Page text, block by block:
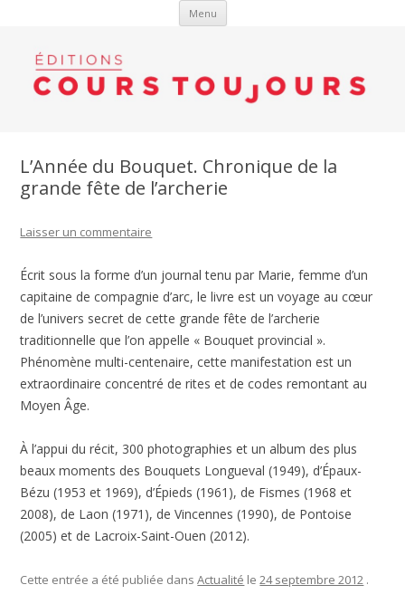
Menu Aller au contenu
L’Année du Bouquet. Chronique de la
grande fête de l’archerie
Laisser un commentaire
Écrit sous la forme d’un journal tenu par Marie, femme d’un
capitaine de compagnie d’arc, le livre est un voyage au cœur
de l’univers secret de cette grande fête de l’archerie
traditionnelle que l’on appelle « Bouquet provincial ».
Phénomène multi-centenaire, cette manifestation est un
extraordinaire concentré de rites et de codes remontant au
Moyen Âge.
À l’appui du récit, 300 photographies et un album des plus
beaux moments des Bouquets Longueval (1949), d’Épaux-
Bézu (1953 et 1969), d’Épieds (1961), de Fismes (1968 et
2008), de Laon (1971), de Vincennes (1990), de Pontoise
(2005) et de Lacroix-Saint-Ouen (2012).
Cette entrée a été publiée dansActualité le24 septembre 2012 .